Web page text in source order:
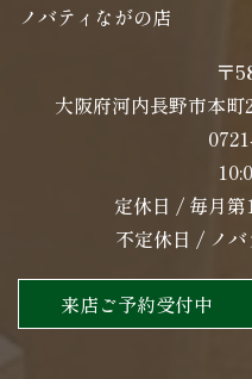
ノバティながの店
〒
大阪府河内長野市本
定休日 / 毎月第
不定休日 / ノ
来店ご予約受付中